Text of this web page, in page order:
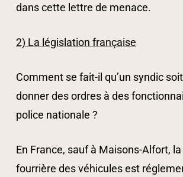
dans cette lettre de menace.
2) La législation française
Comment se fait-il qu’un syndic
donner des ordres à des
police nationale ?
En France, sauf à Maisons-Alfort,
fourrière des véhicules est